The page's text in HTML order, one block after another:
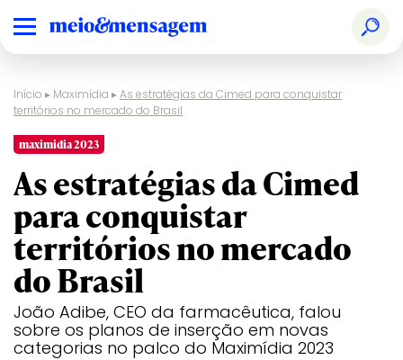
Início ▸ Maximídia ▸As estratégias da Cimed para conquistar
territórios no mercado do Brasil
maximidia 2023
As estratégias da Cimed
para conquistar
territórios no mercado
do Brasil
João Adibe, CEO da farmacêutica, falou
sobre os planos de inserção em novas
categorias no palco do Maximídia 2023